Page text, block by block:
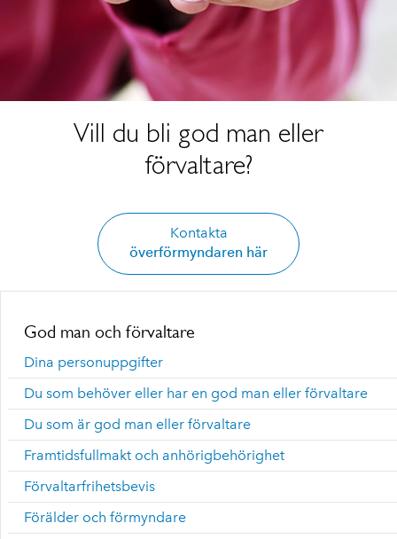
Vill du bli god man eller
förvaltare?
Kontakta
överförmyndaren här
God man och förvaltare
Dina personuppgifter
Du som behöver eller har en god man eller förvaltare
Du som är god man eller förvaltare
Framtidsfullmakt och anhörigbehörighet
Förvaltarfrihetsbevis
Förälder och förmyndare